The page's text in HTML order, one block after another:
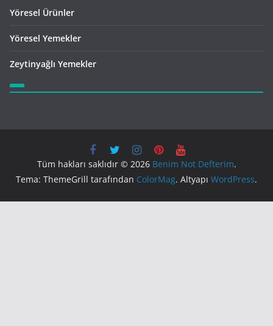
Yöresel Ürünler
Yöresel Yemekler
Zeytinyağlı Yemekler
Tüm hakları saklıdır © 2026 Benim Not Defterim.
Tema: ThemeGrill tarafından ColorMag. Altyapı WordPress.